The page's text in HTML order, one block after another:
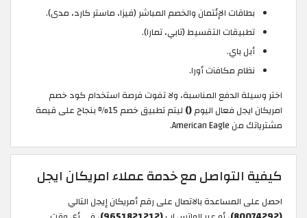
بطاقات الإئتمان والخصم المباشر (فيزا، ماستر كارد، مدى).
تطبيقات التقسيط (تابي، تمارا).
أبل باي.
نظام مكافآت أورا.
اختر وسيلة الدفع المناسبة، ولا تفوت فرصة استخدام كود خصم
امريكان ايجل فعال اليوم()
ليتم تطبيق خصم 15% بنجاح على قيمة
مشترياتك من American Eagle.
كيفية التواصل مع خدمة عملاء امريكان ايجل
احصل على المساعدة بالاتصال على رقم أمريكان إيجل التالي